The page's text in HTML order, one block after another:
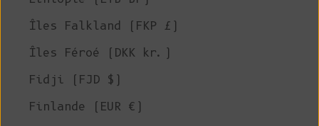
Îles Falkland (FKP £)
Îles Féroé (DKK kr.)
Fidji (FJD $)
Finlande (EUR €)